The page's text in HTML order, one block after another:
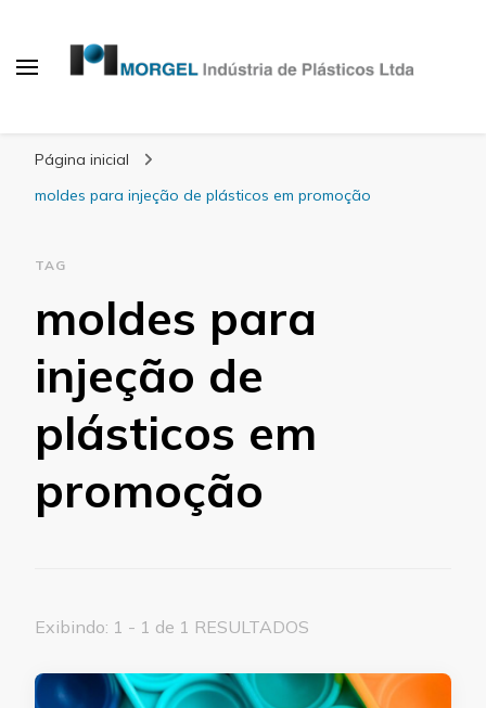
Página inicial
moldes para injeção de plásticos em promoção
TAG
moldes para
injeção de
plásticos em
promoção
Exibindo: 1 - 1 de 1 RESULTADOS